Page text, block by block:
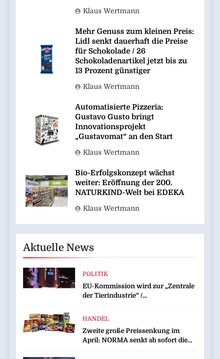
Klaus Wertmann
Mehr Genuss zum kleinen Preis:
Lidl senkt dauerhaft die Preise
für Schokolade / 26
Schokoladenartikel jetzt bis zu
13 Prozent günstiger
Klaus Wertmann
Automatisierte Pizzeria:
Gustavo Gusto bringt
Innovationsprojekt
„Gustavomat“ an den Start
Klaus Wertmann
Bio-Erfolgskonzept wächst
weiter: Eröffnung der 200.
NATURKIND-Welt bei EDEKA
Klaus Wertmann
Aktuelle News
POLITIK
EU-Kommission wird zur „Zentrale
der Tierindustrie“ /
Brüssel die Nähe der EU-
Kommission zur Tierindustrie an
HANDEL
Zweite große Preissenkung im
April: NORMA senkt ab sofort die